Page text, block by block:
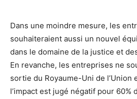
Dans une moindre mesure, les
souhaiteraient aussi un nouvel
dans le domaine de la justice et
En revanche, les entreprises ne
sortie du Royaume-Uni de l’Union
l’impact est jugé négatif pour 60%